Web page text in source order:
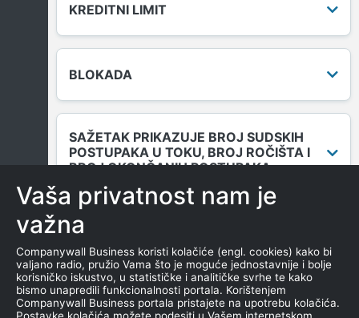
KREDITNI LIMIT
BLOKADA
SAŽETAK PRIKAZUJE BROJ SUDSKIH
POSTUPAKA U TOKU, BROJ ROČIŠTA I
BROJ OKONČANIH POSTUPAKA.
DUGOVANJA
MENICE I ZALOGE
Vaša privatnost nam je
važna
Companywall Business koristi kolačiće (engl. cookies) kako bi
valjano radio, pružio Vama što je moguće jednostavnije i bolje
korisničko iskustvo, u statističke i analitičke svrhe te kako
bismo unapredili funkcionalnosti portala. Korištenjem
Companywall Business portala pristajete na upotrebu kolačića.